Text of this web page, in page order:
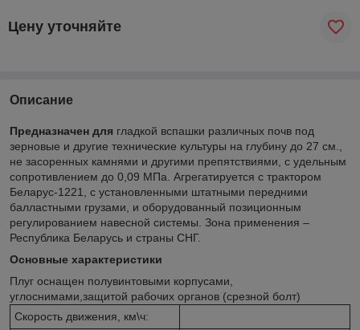
Цену уточняйте
Описание
Предназначен для гладкой вспашки различных почв под
зерновые и другие технические культуры на глубину до 27 см.,
не засоренных камнями и другими препятствиями, с удельным
сопротивлением до 0,09 МПа. Агрегатируется с трактором
Беларус-1221, с установленными штатными передними
балластными грузами, и оборудованный позиционным
регулированием навесной системы. Зона применения –
Республика Беларусь и страны СНГ.
Основные характеристики
Плуг оснащен полувинтовыми корпусами,
углоснимами,защитой рабочих органов (срезной болт)
Скорость движения, км\ч: